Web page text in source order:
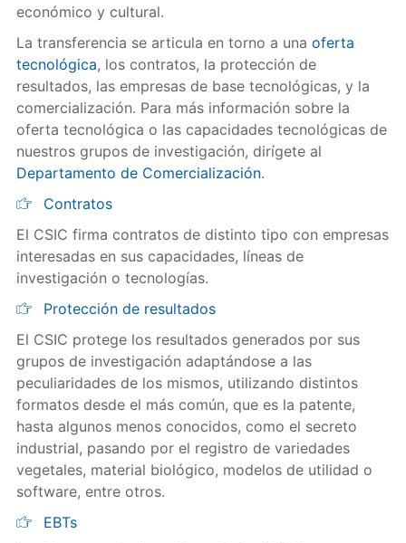
económico y cultural.
La transferencia se articula en torno a una oferta
tecnológica, los contratos, la protección de
resultados, las empresas de base tecnológicas, y la
comercialización. Para más información sobre la
oferta tecnológica o las capacidades tecnológicas de
nuestros grupos de investigación, dirígete al
Departamento de Comercialización.
Contratos
El CSIC firma contratos de distinto tipo con empresas
interesadas en sus capacidades, líneas de
investigación o tecnologías.
Protección de resultados
El CSIC protege los resultados generados por sus
grupos de investigación adaptándose a las
peculiaridades de los mismos, utilizando distintos
formatos desde el más común, que es la patente,
hasta algunos menos conocidos, como el secreto
industrial, pasando por el registro de variedades
vegetales, material biológico, modelos de utilidad o
software, entre otros.
EBTs